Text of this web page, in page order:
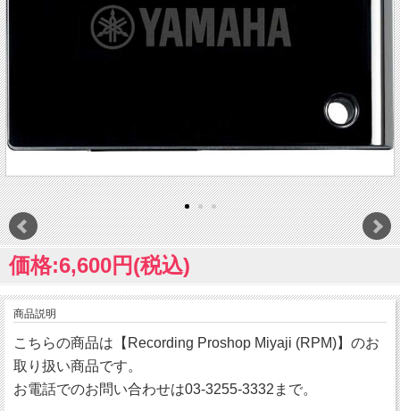
価格:6,600円(税込)
商品説明
こちらの商品は【Recording Proshop Miyaji (RPM)】のお
取り扱い商品です。
お電話でのお問い合わせは03-3255-3332まで。